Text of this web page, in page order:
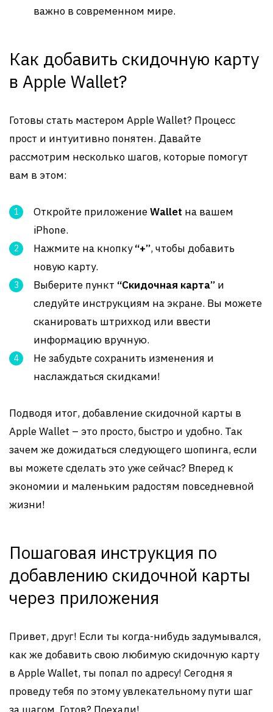
важно в современном мире.
Как добавить скидочную карту
в Apple Wallet?
Готовы стать мастером Apple Wallet? Процесс
прост и интуитивно понятен. Давайте
рассмотрим несколько шагов, которые помогут
вам в этом:
Откройте приложениеWallet на вашем
iPhone.
Нажмите на кнопку“+”, чтобы добавить
новую карту.
Выберите пункт “Скидочная карта” и
следуйте инструкциям на экране. Вы можете
сканировать штрихкод или ввести
информацию вручную.
Не забудьте сохранить изменения и
наслаждаться скидками!
Подводя итог, добавление скидочной карты в
Apple Wallet – это просто, быстро и удобно. Так
зачем же дожидаться следующего шопинга, если
вы можете сделать это уже сейчас? Вперед к
экономии и маленьким радостям повседневной
жизни!
Пошаговая инструкция по
добавлению скидочной карты
через приложения
Привет, друг! Если ты когда-нибудь задумывался,
как же добавить свою любимую скидочную карту
в Apple Wallet, ты попал по адресу! Сегодня я
проведу тебя по этому увлекательному пути шаг